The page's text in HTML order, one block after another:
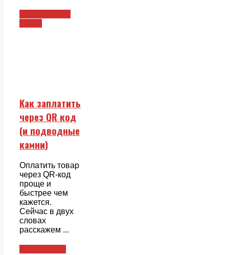
Как заплатить
через QR код
(и подводные
камни)
Оплатить товар
через QR-код
проще и
быстрее чем
кажется.
Сейчас в двух
словах
расскажем ...